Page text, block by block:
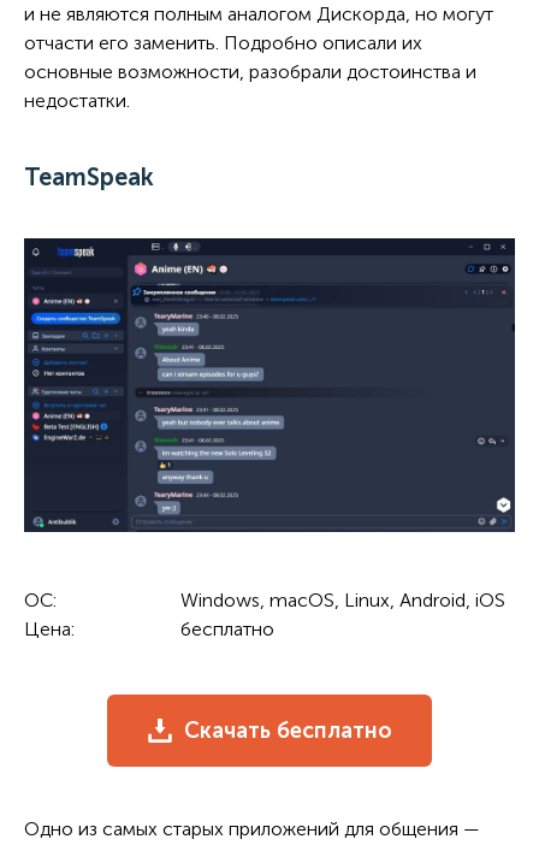
и не являются полным аналогом Дискорда, но могут
отчасти его заменить. Подробно описали их
основные возможности, разобрали достоинства и
недостатки.
TeamSpeak
ОС:
Windows, macOS, Linux, Android, iOS
Цена:
бесплатно
Скачать бесплатно
Одно из самых старых приложений для общения —